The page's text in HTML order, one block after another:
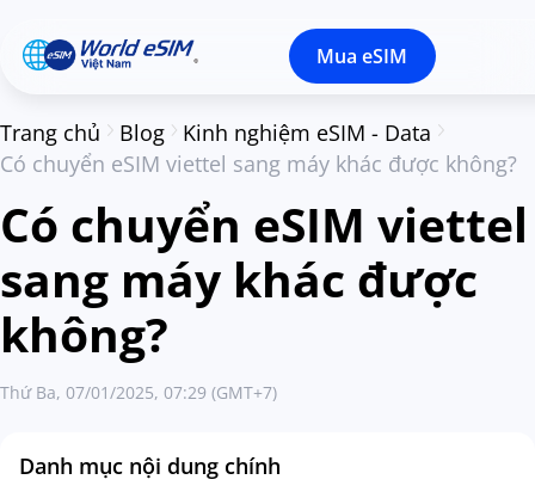
Mua eSIM
Trang chủ Blog
Kinh nghiệm eSIM - Data
Có chuyển eSIM viettel sang máy khác được không?
Có chuyển eSIM viettel
sang máy khác được
không?
Thứ Ba, 07/01/2025, 07:29 (GMT+7)
Danh mục nội dung chính